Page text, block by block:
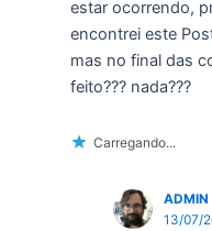
estar ocorrendo,
encontrei este
mas no final das
feito??? nada???
Carregando...
ADMIN
13/07/